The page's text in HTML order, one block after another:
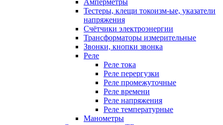
Амперметры
Тестеры, клещи токоизм-ые, указатели
напряжения
Счётчики электроэнергии
Трансформаторы измерительные
Звонки, кнопки звонка
Реле
Реле тока
Реле перергузки
Реле промежуточные
Реле времени
Реле напряжения
Реле температурные
Манометры